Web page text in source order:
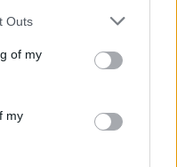
Outs
of my
my
Nyt se on varmaa – Arizona